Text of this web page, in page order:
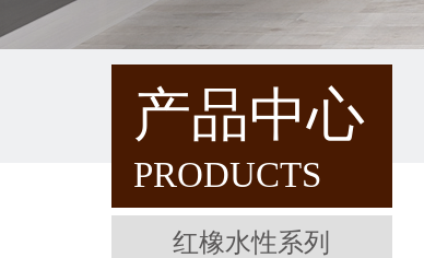
产品中心
PRODUCTS
红橡水性系列